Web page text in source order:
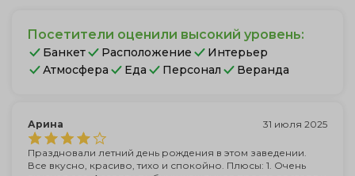
Посетители оценили высокий уровень:
Банкет Расположение
Интерьер
Атмосфера
Еда Персонал Веранда
Арина 31 июля 2025
Праздновали летний день рождения в этом заведении.
Все вкусно, красиво, тихо и спокойно. Плюсы: 1. Очень